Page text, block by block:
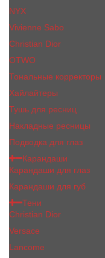
NYX
Vivienne Sabo
Сhristiаn Diоr
OTWO
Тональные корректоры
Хайлайтеры
Тушь для ресниц
Накладные ресницы
Подводка для глаз
Карандаши
Карандаши для глаз
Карандаши для губ
Тени
Christian Dior
Versace
Lancome